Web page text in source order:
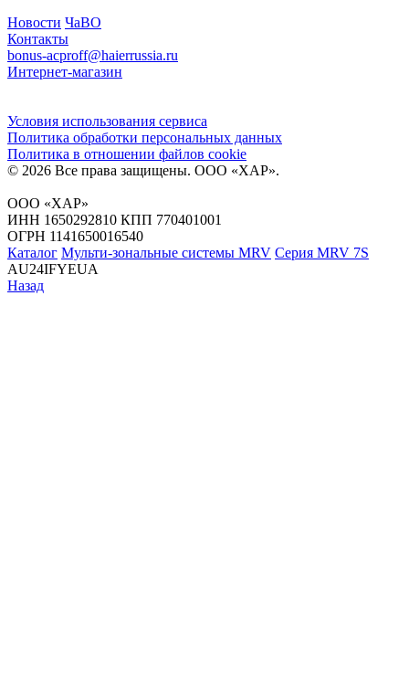
Новости ЧаВО
Контакты
bonus-acproff@haierrussia.ru
Интернет-магазин
Условия использования сервиса
Политика обработки персональных данных
Политика в отношении файлов сookie
© 2026 Все права защищены. ООО «ХАР».
ООО «ХАР»
ИНН 1650292810 КПП 770401001
ОГРН 1141650016540
Каталог Мульти-зональные системы MRV Серия MRV 7S
AU24IFYEUA
Назад